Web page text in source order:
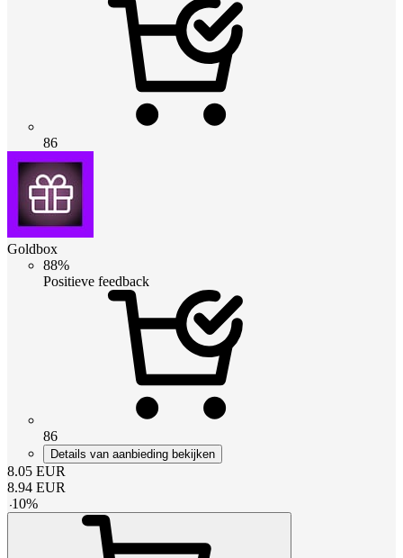
86
Goldbox
88%
Positieve feedback
86
Details van aanbieding bekijken
8.05 EUR
8.94 EUR
-10%